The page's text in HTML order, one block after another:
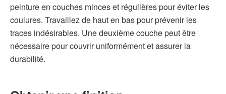
peinture en couches minces et régulières pour éviter les
coulures. Travaillez de haut en bas pour prévenir les
traces indésirables. Une deuxième couche peut être
nécessaire pour couvrir uniformément et assurer la
durabilité.